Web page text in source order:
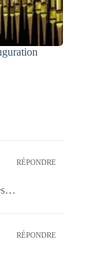
RÉPONDRE
RÉPONDRE